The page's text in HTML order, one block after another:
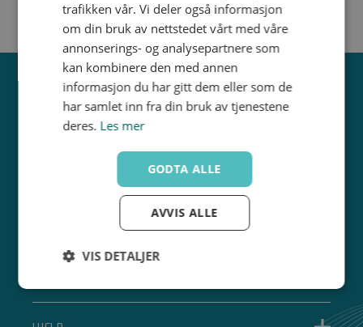
ABONNER PÅ VÅRT NYHETSBREV
trafikken vår. Vi deler også informasjon
om din bruk av nettstedet vårt med våre
annonserings- og analysepartnere som
kan kombinere den med annen
informasjon du har gitt dem eller som de
har samlet inn fra din bruk av tjenestene
deres. Les mer
GODTA ALLE
AVVIS ALLE
VIS DETALJER
Strengt
nødvendig
Ytelse Målretting